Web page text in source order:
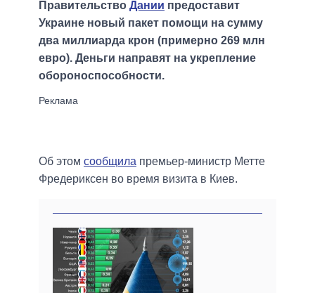
Правительство Дании предоставит
Украине новый пакет помощи на сумму
два миллиарда крон (примерно 269 млн
евро). Деньги направят на укрепление
обороноспособности.
Об этом сообщила премьер-министр Метте
Фредериксен во время визита в Киев.